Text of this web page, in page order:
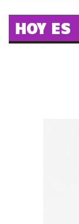
HOY ES